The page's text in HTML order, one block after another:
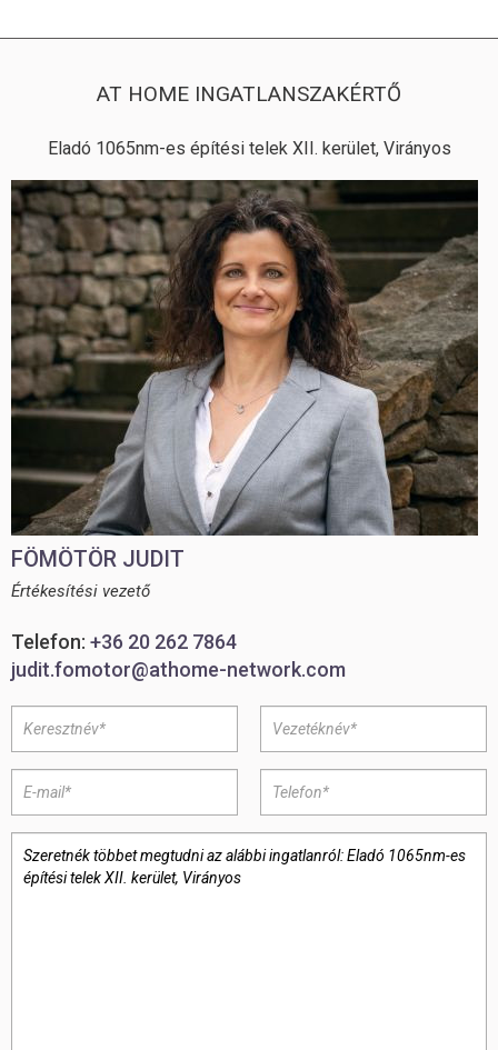
AT HOME INGATLANSZAKÉRTŐ
Eladó 1065nm-es építési telek XII. kerület, Virányos
FÖMÖTÖR JUDIT
Értékesítési vezető
Telefon: +36 20 262 7864
judit.fomotor@athome-network.com